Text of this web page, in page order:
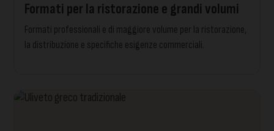
Formati per la ristorazione e grandi volumi
Formati professionali e di maggiore volume per la ristorazione,
la distribuzione e specifiche esigenze commerciali.